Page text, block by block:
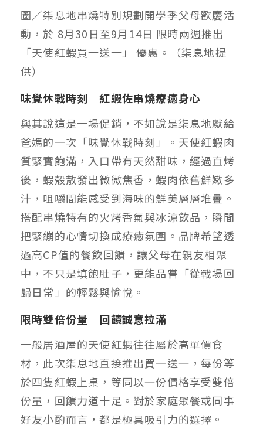
圖／柒息地串燒特別規劃開學季父母歡慶活
動，於 8月30日至9月14日 限時兩週推出
「天使紅蝦買一送一」 優惠。（柒息地提
供）
味覺休戰時刻 紅蝦佐串燒療癒身心
與其說這是一場促銷，不如說是柒息地獻給
爸媽的一次「味覺休戰時刻」。天使紅蝦肉
質緊實飽滿，入口帶有天然甜味，經過直烤
後，蝦殼散發出微微焦香，蝦肉依舊鮮嫩多
汁，咀嚼間能感受到海味的鮮美層層堆疊。
搭配串燒特有的火烤香氣與冰涼飲品，瞬間
把緊繃的心情切換成療癒氛圍。品牌希望透
過高CP值的餐飲回饋，讓父母在親友相聚
中，不只是填飽肚子，更能品嘗「從戰場回
歸日常」的輕鬆與愉悅。
限時雙倍份量 回饋誠意拉滿
一般居酒屋的天使紅蝦往往屬於高單價食
材，此次柒息地直接推出買一送一，每份等
於四隻紅蝦上桌，等同以一份價格享受雙倍
份量，回饋力道十足。對於家庭聚餐或同事
好友小酌而言，都是極具吸引力的選擇。